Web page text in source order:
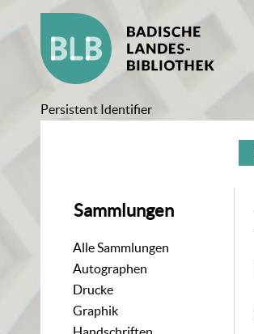
Persistent Identifier
Sammlungen
Alle Sammlungen
Autographen
Drucke
Graphik